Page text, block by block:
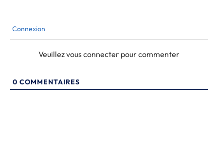
Connexion
Veuillez vous connecter pour commenter
0 COMMENTAIRES